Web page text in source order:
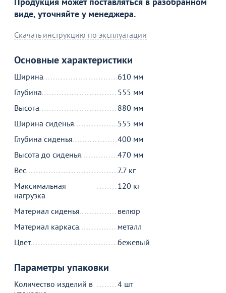
виде, уточняйте у менеджера.
Скачать инструкцию по эксплуатации
Основные характеристики
Ширина
610 мм
Глубина
555 мм
Высота
880 мм
Ширина сиденья
555 мм
Глубина сиденья
400 мм
Высота до сиденья
470 мм
Вес
7.7 кг
Максимальная
нагрузка
120 кг
Материал сиденья
велюр
Материал каркаса
металл
Цвет
бежевый
Параметры упаковки
Количество изделий в
4 шт
Товар в корзине
Стул вращающийся Робб, велюр, бежевый
7 490
В корзине
Продолжить покупки
С этим товаром покупают